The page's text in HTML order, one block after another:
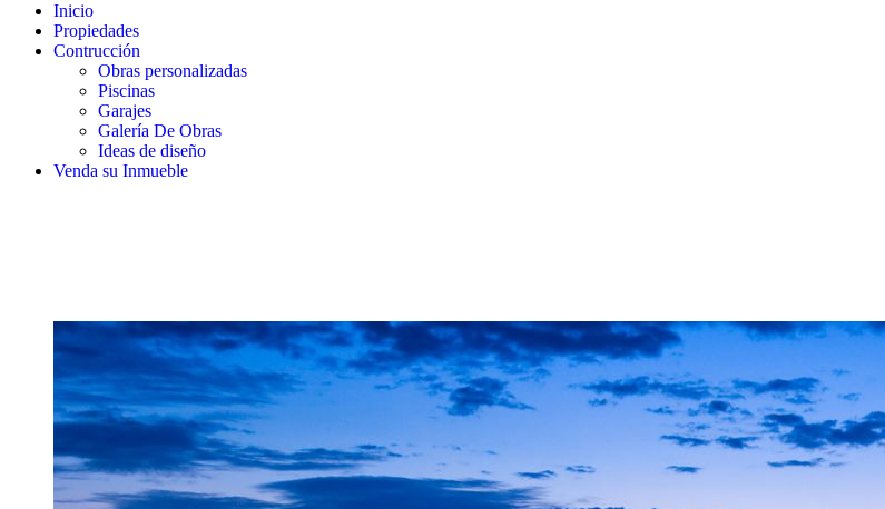
Inicio
Propiedades
Contrucción
Obras personalizadas
Piscinas
Garajes
Galería De Obras
Ideas de diseño
Venda su Inmueble